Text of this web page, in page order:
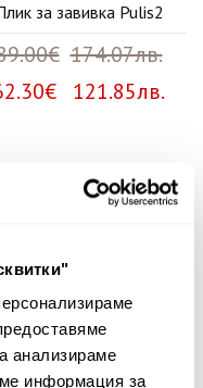
анализираме
информация за
за завивка Pulis2
174.07лв.
121.85лв.